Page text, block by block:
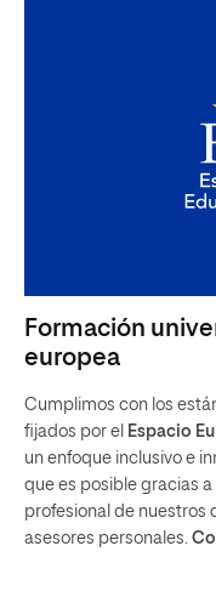
Formación
europea
Cumplimos con los
fijados por el Espacio
un enfoque inclusivo e
que es posible gracias
profesional de nuestros
asesores personales.